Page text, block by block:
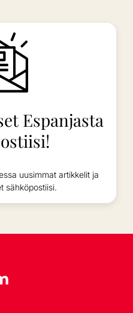
Espanjasta
uusimmat artikkelit ja
sähköpostiisi.